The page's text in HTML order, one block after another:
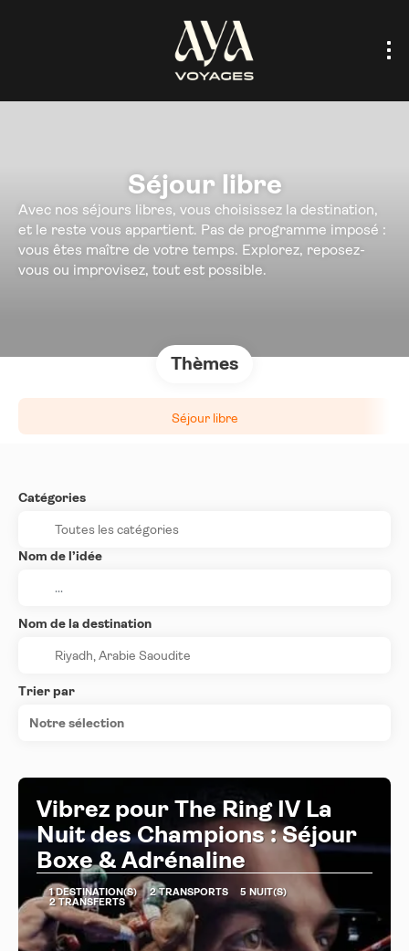
Séjour libre
Avec nos séjours libres, vous choisissez la destination,
et le reste vous appartient. Pas de programme imposé :
vous êtes maître de votre temps. Explorez, reposez-
vous ou improvisez, tout est possible.
Thèmes
Séjour libre
Catégories
Nom de l’idée
Nom de la destination
Trier par
Notre sélection
Vibrez pour The Ring IV La
Nuit des Champions : Séjour
Boxe & Adrénaline
1 DESTINATION(S) 2 TRANSPORTS
5 NUIT(S)
2 TRANSFERTS